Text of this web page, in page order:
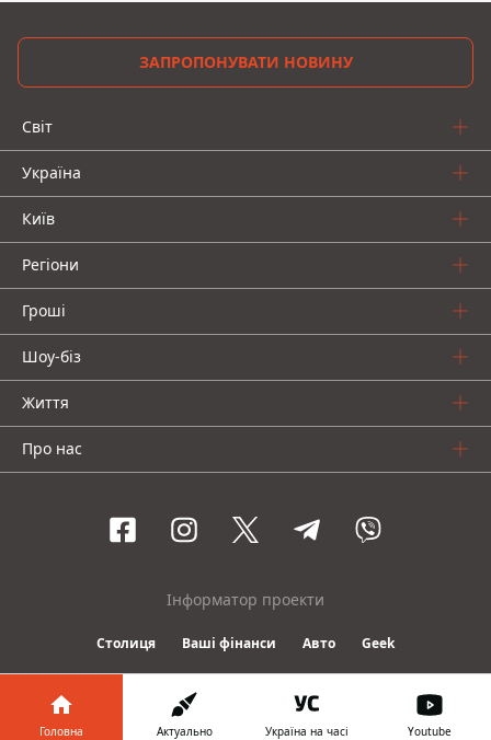
ЗАПРОПОНУВАТИ НОВИНУ
Світ
Україна
Київ
Регіони
Гроші
Шоу-біз
Життя
Про нас
Інформатор проекти
Столиця Ваші фінанси Авто Geek
© 2016-2026 Informator
Головна Актуально Україна на часі Youtube